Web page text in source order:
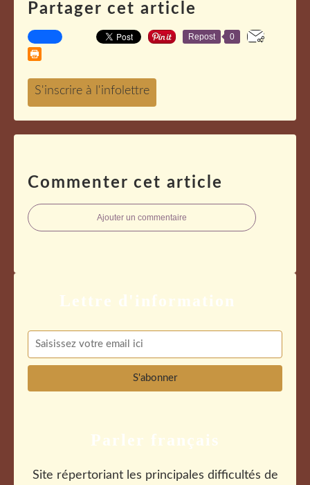
Partager cet article
Repost 0
Commenter cet article
Ajouter un commentaire
Parler français
Site répertoriant les principales difficultés de